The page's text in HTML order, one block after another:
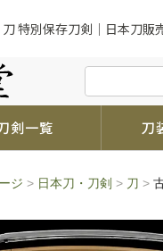
刀 特別保存刀剣｜日本刀販
剣一覧 刀
ジ > 日本刀・刀剣 > 刀 >